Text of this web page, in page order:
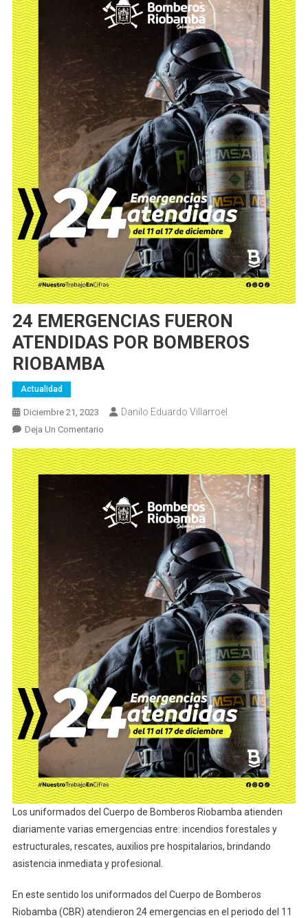
24 EMERGENCIAS FUERON
ATENDIDAS POR BOMBEROS
RIOBAMBA
Actualidad
Diciembre 21, 2023 Danilo Eduardo Villarroel
Deja Un ComentarioEn
EMERGENCIAS
FUERON
POR
BOMBEROS
Los uniformados del Cuerpo de Bomberos Riobamba atienden
diariamente varias emergencias entre: incendios forestales y
estructurales, rescates, auxilios pre hospitalarios, brindando
asistencia inmediata y profesional.
En este sentido los uniformados del Cuerpo de Bomberos
Riobamba (CBR) atendieron 24 emergencias en el periodo del 11